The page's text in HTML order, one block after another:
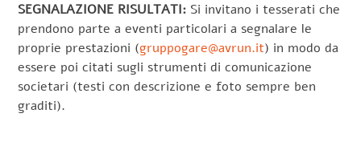
SEGNALAZIONE RISULTATI: Si invitano i tesserati che
prendono parte a eventi particolari a segnalare le
proprie prestazioni (gruppogare@avrun.it) in modo da
essere poi citati sugli strumenti di comunicazione
societari (testi con descrizione e foto sempre ben
graditi).